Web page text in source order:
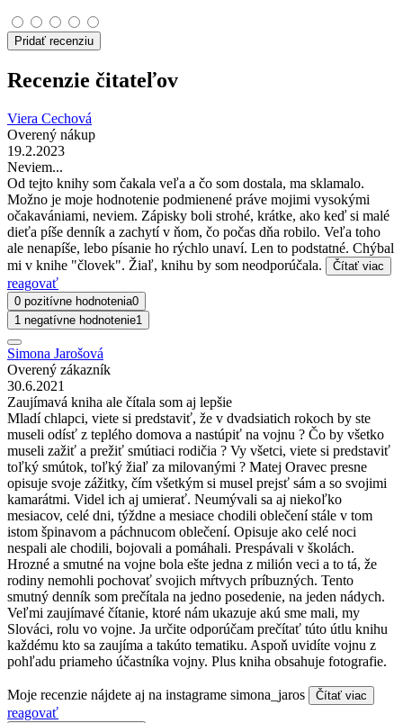
Pridať recenziu
Recenzie čitateľov
Viera Cechová
Overený nákup
19.2.2023
Neviem...
Od tejto knihy som čakala veľa a čo som dostala, ma sklamalo.
Možno je moje hodnotenie podmienené práve mojimi vysokými
očakavániami, neviem. Zápisky boli strohé, krátke, ako keď si malé
dieťa píše denník a zachytí v ňom, čo počas dňa robilo. Veľa toho
ale nenapíše, lebo písanie ho rýchlo unaví. Len to podstatné. Chýbal
mi v knihe "človek". Žiaľ, knihu by som neodporúčala.
Čítať viac
reagovať
0 pozitívne hodnotenia0
1 negatívne hodnotenie1
Simona Jarošová
Overený zákazník
30.6.2021
Zaujímavá kniha ale čítala som aj lepšie
Mladí chlapci, viete si predstaviť, že v dvadsiatich rokoch by ste
museli odísť z teplého domova a nastúpiť na vojnu ? Čo by všetko
museli zažiť a prežiť smútiaci rodičia ? Vy všetci, viete si predstaviť
toľký smútok, toľký žiaľ za milovanými ? Matej Oravec presne
opisuje svoje zážitky, čím všetkým si musel prejsť sám a so svojimi
kamarátmi. Videl ich aj umierať. Neumývali sa aj niekoľko
mesiacov, celé dni, týždne a mesiace chodili oblečení stále v tom
istom špinavom a páchnucom oblečení. Opisuje ako celé noci
nespali ale chodili, bojovali a pomáhali. Prespávali v školách.
Hrozné a smutné na vojne bola ešte jedna z milión veci a to tá, že
rodiny nemohli pochovať svojich mŕtvych príbuzných. Tento
smutný denník som prečítala na jedno posedenie, na jeden nádych.
Veľmi zaujímavé čítanie, ktoré nám ukazuje akú sme mali, my
Slováci, rolu vo vojne. Ja určite odporúčam prečítať túto útlu knihu
každému kto sa zaujíma a takúto tematiku. Aspoň uvidíte vojnu z
pohľadu priameho účastníka vojny. Plus kniha obsahuje fotografie.
Moje recenzie nájdete aj na instagrame simona_jaros Čítať viac
reagovať